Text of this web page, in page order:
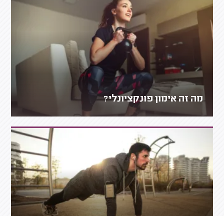
מה זה אימון פונקציונלי?